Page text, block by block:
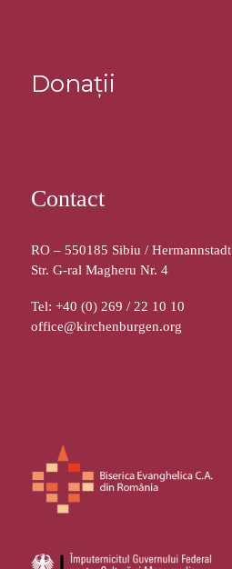
Donații
Contact
RO – 550185 Sibiu / Hermannstadt
Str. G-ral Magheru Nr. 4
Tel: +40 (0) 269 / 22 10 10
office@kirchenburgen.org